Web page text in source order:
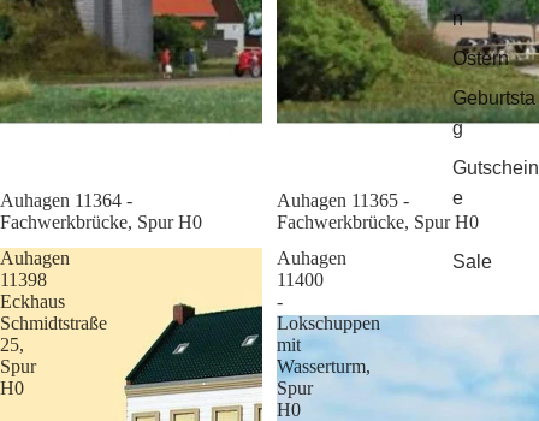
n
Ostern
Geburtsta
g
Gutschein
e
Sale
Sale
Auhagen 11364 -
Fachwerkbrücke, Spur H0
Sale
Auhagen 11365 -
Fachwerkbrücke, Spur H0
Auhagen
11398
Eckhaus
Schmidtstraße
25,
Spur
H0
Auhagen
11400
-
Lokschuppen
mit
Wasserturm,
Spur
H0